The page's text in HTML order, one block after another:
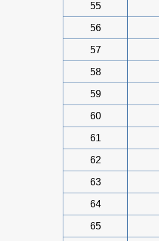
55
56
57
58
59
60
61
62
63
64
65